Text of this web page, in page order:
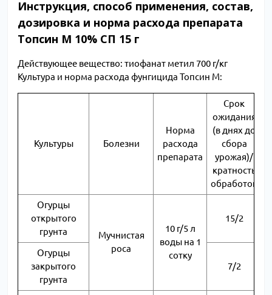
Инструкция, способ применения, состав,
дозировка и норма расхода препарата
Топсин М 10% СП 15 г
Действующее вещество: тиофанат метил 700 г/кг
Культура и норма расхода фунгицида Топсин М:
Культуры Болезни
Норма
расхода
препарата
Срок
ожидания
(в днях до
сбора
урожая)/
кратность
обработок
Огурцы
открытого
грунта
Мучнистая
роса
10 г/5 л
воды на 1
сотку
15/2
Огурцы
закрытого
грунта
7/2